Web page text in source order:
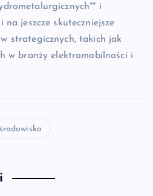
i
na jeszcze skuteczniejsze
strategicznych, takich jak
w branży elektromobilności i
środowisko